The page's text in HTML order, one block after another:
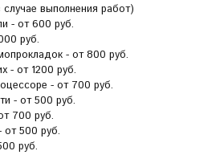
выполнения работ)
- от 600 руб.
руб.
- от 800 руб.
- от 1200 руб.
- от 700 руб.
- от 500 руб.
700 руб.
500 руб.
руб.